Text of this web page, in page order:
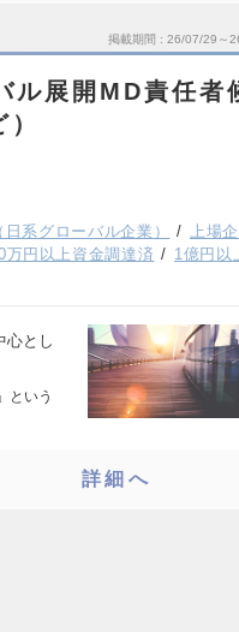
掲載期間 26/07/29～
ル展開MD責任者
系グローバル企業）
上場企
万円以上資金調達済
1億円以
心とし
という
詳細へ